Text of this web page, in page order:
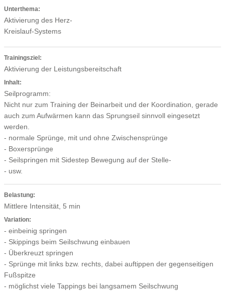
Unterthema:
Aktivierung des Herz-
Kreislauf-Systems
Trainingsziel:
Aktivierung der Leistungsbereitschaft
Inhalt:
Seilprogramm:
Nicht nur zum Training der Beinarbeit und der Koordination, gerade
auch zum Aufwärmen kann das Sprungseil sinnvoll eingesetzt
werden.
- normale Sprünge, mit und ohne Zwischensprünge
- Boxersprünge
- Seilspringen mit Sidestep Bewegung auf der Stelle-
- usw.
Belastung:
Mittlere Intensität, 5 min
Variation:
- einbeinig springen
- Skippings beim Seilschwung einbauen
- Überkreuzt springen
- Sprünge mit links bzw. rechts, dabei auftippen der gegenseitigen
Fußspitze
- möglichst viele Tappings bei langsamem Seilschwung